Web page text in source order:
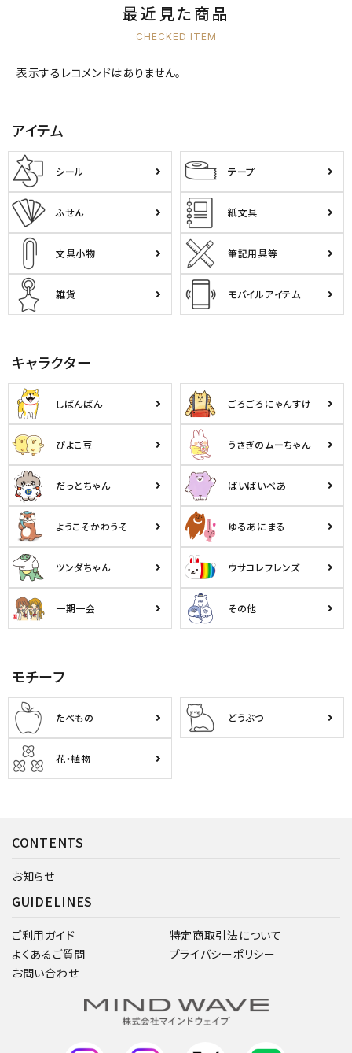
最近見た商品
CHECKED ITEM
表示するレコメンドはありません。
アイテム
シール テープ
ふせん 紙文具
文具小物 筆記用具等
雑貨 モバイルアイテム
キャラクター
しばんばん ごろごろにゃんすけ
ぴよこ豆 うさぎのムーちゃん
だっとちゃん ばいばいべあ
ようこそかわうそ ゆるあにまる
ツンダちゃん ウサコレフレンズ
一期一会 その他
モチーフ
たべもの どうぶつ
花・植物
CONTENTS
お知らせ
GUIDELINES
ご利用ガイド
よくあるご質問
お問い合わせ
特定商取引法について
プライバシーポリシー